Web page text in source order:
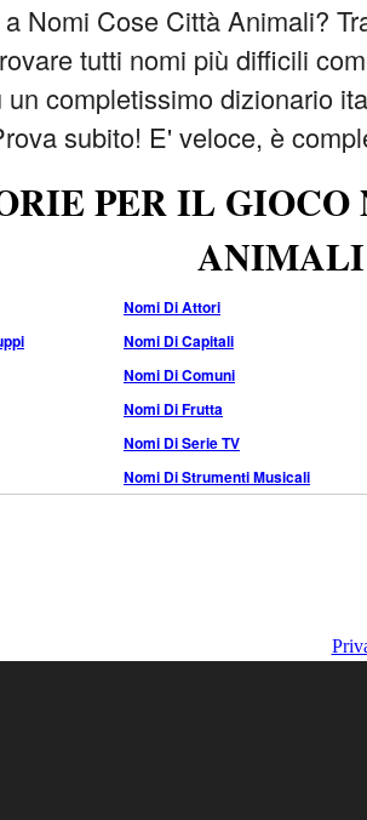
Nomi Cose Città Animali?
tutti nomi più difficili
completissimo dizionario
subito! E' veloce, è
PER IL
ANIMALI
Nomi Di Attori
Nomi Di Capitali
Nomi Di Comuni
Nomi Di Frutta
Nomi Di Serie TV
Nomi Di Strumenti Musicali